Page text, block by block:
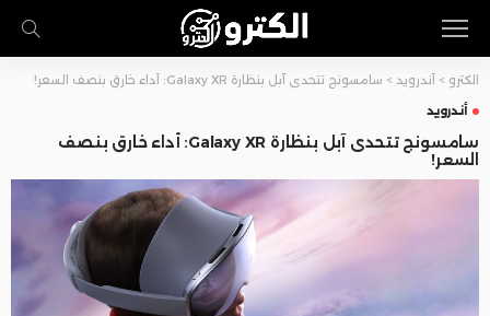
الكترو > أندرويد > سامسونج تتحدى آبل بنظارة Galaxy XR: أداء خارق بنصف السعر!
أندرويد
سامسونج تتحدى آبل بنظارة Galaxy XR: أداء خارق بنصف
السعر!